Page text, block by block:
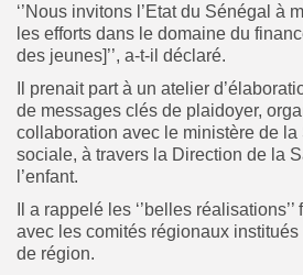
‘’Nous invitons l’Etat du Sénégal à
les efforts dans le domaine du
des jeunes]’’, a-t-il déclaré.
Il prenait part à un atelier
de messages clés de plaidoyer,
collaboration avec le ministère de la
sociale, à travers la Direction de la
l’enfant.
Il a rappelé les ‘’belles
avec les comités régionaux
de région.